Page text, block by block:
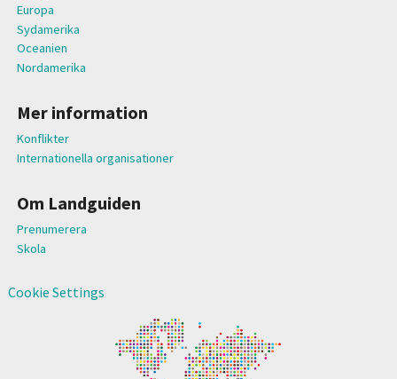
Europa
Sydamerika
Oceanien
Nordamerika
Mer information
Konflikter
Internationella organisationer
Om Landguiden
Prenumerera
Skola
Cookie Settings